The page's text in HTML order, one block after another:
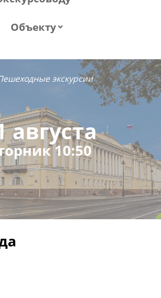
Объекту
экскурсии
августа
10:50